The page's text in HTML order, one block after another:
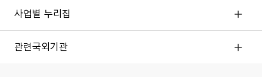
사업별 누리집
관련국외기관